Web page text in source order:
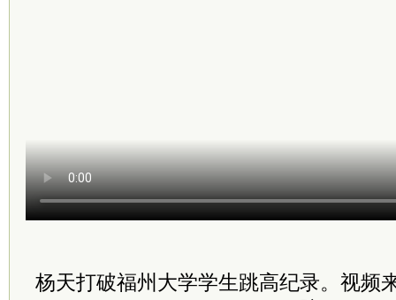
杨天打破福州大学学生跳高纪录。视频